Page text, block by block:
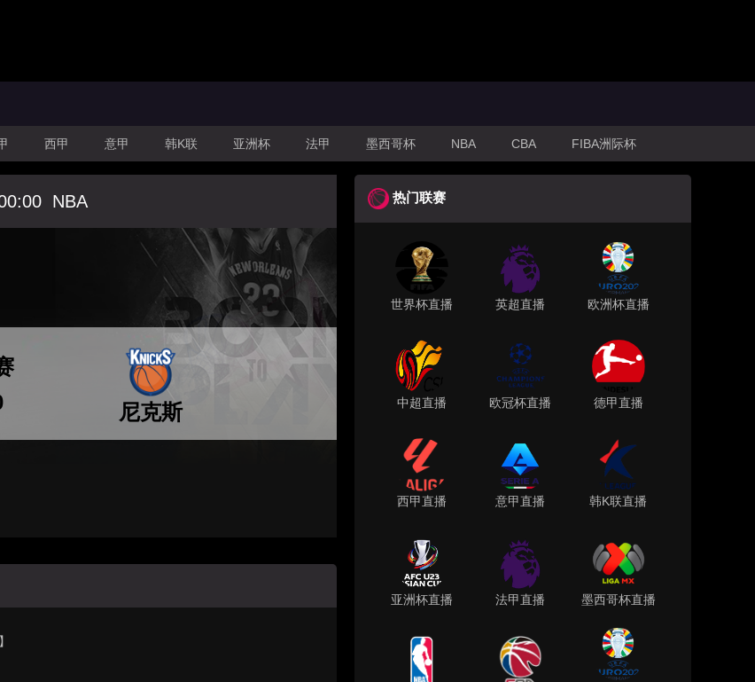
西甲 意甲 韩K联 亚洲杯 法甲 墨西哥杯 NBA CBA FIBA洲际杯
NBA
尼克斯
热门联赛
世界杯直播 英超直播 欧洲杯直播
中超直播 欧冠杯直播 德甲直播
西甲直播 意甲直播 韩K联直播
亚洲杯直播 法甲直播 墨西哥杯直播